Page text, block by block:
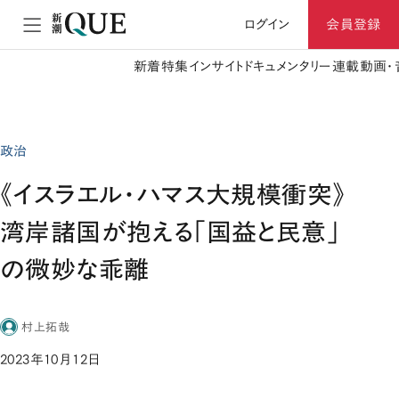
ログイン 会員登録
新着特集 インサイト ドキュメンタリー 連載動画
政治
《イスラエル・ハマス大規模衝突》
湾岸諸国が抱える「国益と民意」
の微妙な乖離
村上拓哉
2023年10月12日